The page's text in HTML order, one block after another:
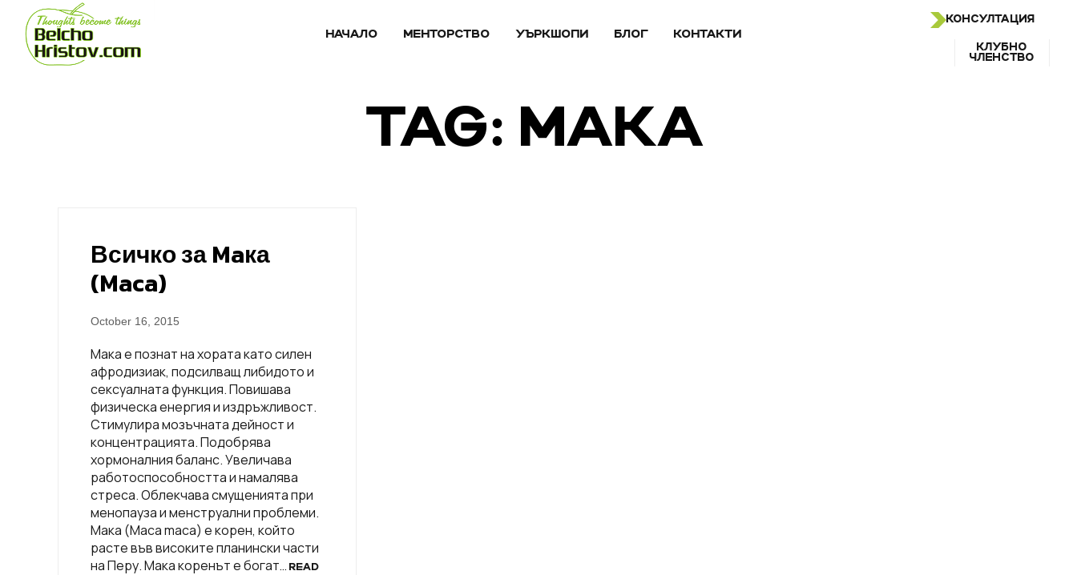
НАЧАЛО МЕНТОРСТВО УЪРКШОПИ БЛОГ КОНТАКТИ
КОНСУЛТАЦИЯ
КЛУБНО
ЧЛЕНСТВО
TAG: МАКА
Всичко за Maка
(Maca)
October 16, 2015
Мака е познат на хората като силен
афродизиак, подсилващ либидото и
сексуалната функция. Повишава
физическа енергия и издръжливост.
Стимулира мозъчната дейност и
концентрацията. Подобрява
хормоналния баланс. Увеличава
работоспособността и намалява
стреса. Облекчава смущенията при
менопауза и менструални проблеми.
Мака (Maca maca) е корен, който
расте във високите планински части
на Перу. Мака коренът е богат… READ